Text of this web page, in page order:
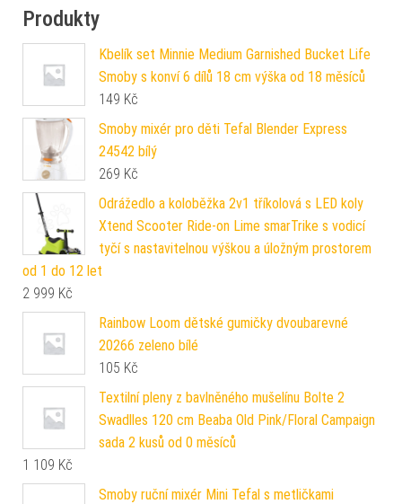
Produkty
Kbelík set Minnie Medium Garnished Bucket Life
Smoby s konví 6 dílů 18 cm výška od 18 měsíců
149 Kč
Smoby mixér pro děti Tefal Blender Express
24542 bílý
269 Kč
Odrážedlo a koloběžka 2v1 tříkolová s LED koly
Xtend Scooter Ride-on Lime smarTrike s vodicí
tyčí s nastavitelnou výškou a úložným prostorem
od 1 do 12 let
2 999 Kč
Rainbow Loom dětské gumičky dvoubarevné
20266 zeleno bílé
105 Kč
Textilní pleny z bavlněného mušelínu Bolte 2
Swadlles 120 cm Beaba Old Pink/Floral Campaign
sada 2 kusů od 0 měsíců
1 109 Kč
Smoby ruční mixér Mini Tefal s metličkami